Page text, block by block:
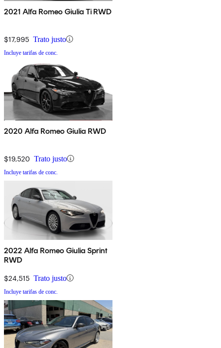
2021 Alfa Romeo Giulia Ti RWD
$17,995 Trato justo
Incluye tarifas de conc.
2020 Alfa Romeo Giulia RWD
$19,520 Trato justo
Incluye tarifas de conc.
2022 Alfa Romeo Giulia Sprint
RWD
$24,515 Trato justo
Incluye tarifas de conc.